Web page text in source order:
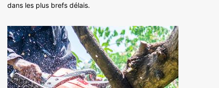
dans les plus brefs délais.